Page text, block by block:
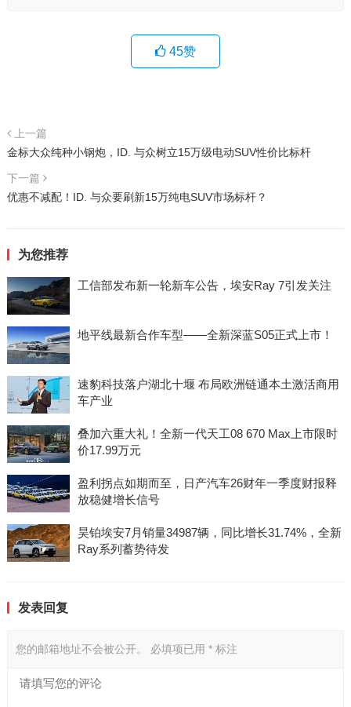
45赞
上一篇
金标大众纯种小钢炮，ID. 与众树立15万级电动SUV性价比标杆
下一篇
优惠不减配！ID. 与众要刷新15万纯电SUV市场标杆？
为您推荐
工信部发布新一轮新车公告，埃安Ray 7引发关注
地平线最新合作车型——全新深蓝S05正式上市！
速豹科技落户湖北十堰 布局欧洲链通本土激活商用
车产业
叠加六重大礼！全新一代天工08 670 Max上市限时
价17.99万元
盈利拐点如期而至，日产汽车26财年一季度财报释
放稳健增长信号
昊铂埃安7月销量34987辆，同比增长31.74%，全新
Ray系列蓄势待发
发表回复
您的邮箱地址不会被公开。 必填项已用 *标注